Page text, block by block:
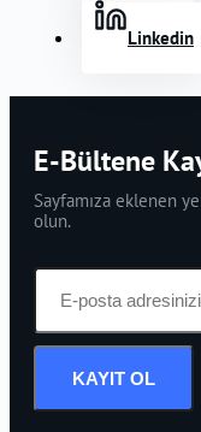
Linkedin
E-Bültene
Sayfamıza eklenen
olun.
KAYIT OL